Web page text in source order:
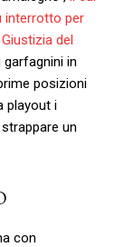
interrotto per
del
in
posizioni
playout i
un
con